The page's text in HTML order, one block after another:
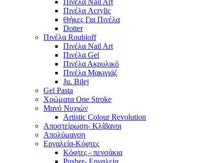
Πινέλα Nail Art
Πινέλα Acrylic
Θήκες Για Πινέλα
Dotter
Πινέλα Roubloff
Πινέλα Nail Art
Πινέλα Gel
Πινέλα Ακρυλικό
Πινέλα Μακιγιάζ
Ju. Bilej
Gel Pasta
Χρώματα One Stroke
Mανό Nυχιών
Artistic Colour Revolution
Αποστείρωση- Κλίβανοι
Απολύμανση
Εργαλεία-Κόφτες
Κόφτες - πενσάκια
Pusher- Εργαλεία